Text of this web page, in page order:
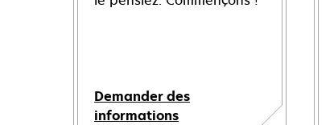
Demander des
informations